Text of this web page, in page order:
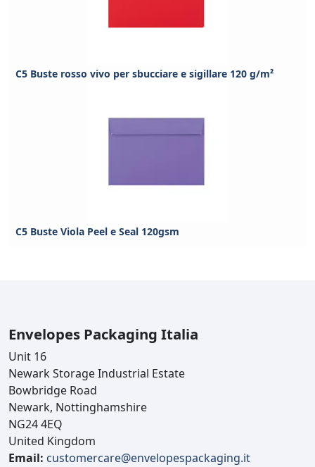
C5 Buste rosso vivo per sbucciare e sigillare 120 g/m²
C5 Buste Viola Peel e Seal 120gsm
Envelopes Packaging Italia
Unit 16
Newark Storage Industrial Estate
Bowbridge Road
Newark, Nottinghamshire
NG24 4EQ
United Kingdom
Email: customercare@envelopespackaging.it